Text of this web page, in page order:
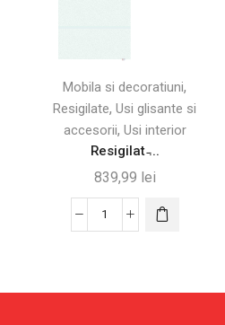
Mobila si decoratiuni,
Resigilate, Usi glisante si
accesorii, Usi interior
Resigilat ̵...
839,99 lei
Cantitate